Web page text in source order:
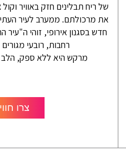
של ריח תבלינים חזק באוויר
חדש בסגנון אירופי, זוהי
רחבות, רובעי מגורים
מרקש היא ללא ספק,
צרו